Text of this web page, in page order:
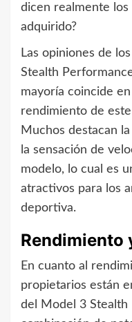
dicen realmente
adquirido?
Las opiniones de
Stealth
mayoría coincide
rendimiento de
Muchos destacan
la sensación de
modelo, lo cual es
atractivos para los
deportiva.
Rendimiento
En cuanto al
propietarios están
del Model 3 Stealth